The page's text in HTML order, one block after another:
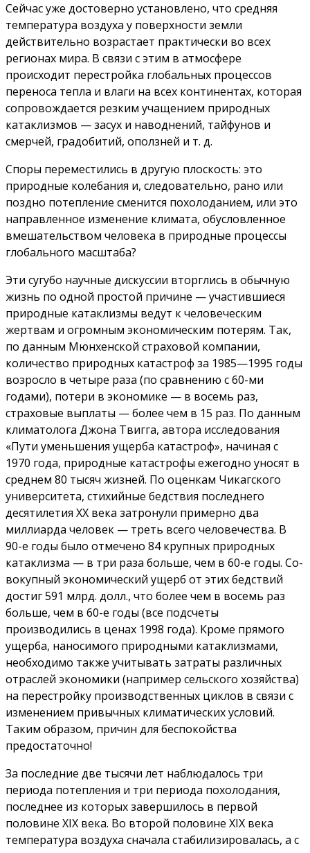
Сейчас уже достоверно установлено, что средняя
температура воздуха у поверхности земли
действительно возрастает практически во всех
регионах мира. В связи с этим в атмосфере
происходит перестройка глобальных процессов
переноса тепла и влаги на всех континентах, которая
сопровождается резким учащением природных
катаклизмов — засух и наводнений, тайфунов и
смерчей, градобитий, оползней и т. д.
Споры переместились в другую плоскость: это
природные колебания и, следовательно, рано или
поздно потепление сменится похолоданием, или это
направленное изменение климата, обусловленное
вмешательством человека в природные процессы
глобального масштаба?
Эти сугубо научные дискуссии вторглись в обычную
жизнь по одной простой причине — участившиеся
природные катаклизмы ведут к человеческим
жертвам и огромным экономическим потерям. Так,
по данным Мюнхенской страховой компании,
количество природных катастроф за 1985—1995 годы
возросло в четыре раза (по сравнению с 60-ми
годами), потери в экономике — в восемь раз,
страховые выпла­ты — более чем в 15 раз. По данным
климатолога Джона Твигга, автора исследования
«Пути уменьшения ущерба катастроф», начиная с
1970 года, при­родные катастрофы еже­годно уносят в
среднем 80 тысяч жизней. По оценкам Чикагского
университета, стихийные бедствия последнего
десятилетия ХХ века затронули при­мерно два
миллиарда человек — треть всего человечества. В
90-е годы было отмечено 84 крупных природных
катаклизма — в три раза больше, чем в 60-е годы. Со­
вокупный экономический ущерб от этих бедствий
достиг 591 млрд. долл., что более чем в восемь раз
больше, чем в 60-е годы (все подсчеты
производились в ценах 1998 года). Кроме прямого
ущерба, наносимого природными катаклизмами,
необходимо также учитывать затраты различных
отрас­лей экономики (например сельского хозяйст­ва)
на перестройку произ­водственных циклов в связи с
изменением привычных климатических условий.
Таким образом, причин для беспокойства
предостаточно!
За последние две тысячи лет наблюдалось три
периода потепления и три периода похолодания,
последнее из которых завершилось в первой
половине XIX века. Во второй половине XIX века
температура воздуха сначала стабилизировалась, а с